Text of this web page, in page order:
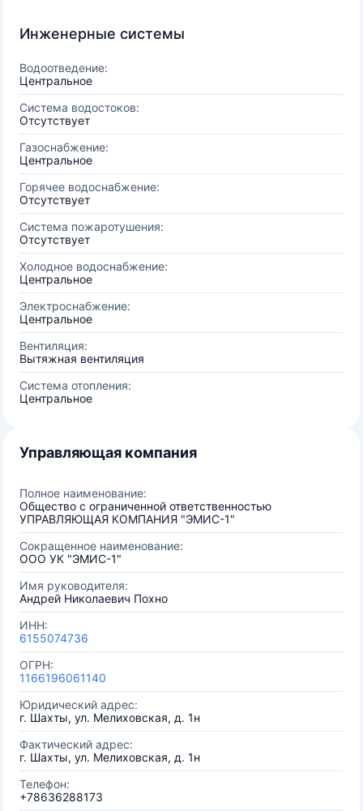
Инженерные системы
Водоотведение:
Центральное
Система водостоков:
Отсутствует
Газоснабжение:
Центральное
Горячее водоснабжение:
Отсутствует
Система пожаротушения:
Отсутствует
Холодное водоснабжение:
Центральное
Электроснабжение:
Центральное
Вентиляция:
Вытяжная вентиляция
Система отопления:
Центральное
Управляющая компания
Полное наименование:
Общество с ограниченной ответственностью
УПРАВЛЯЮЩАЯ КОМПАНИЯ "ЭМИС-1"
Сокращенное наименование:
ООО УК "ЭМИС-1"
Имя руководителя:
Андрей Николаевич Похно
ИНН:
6155074736
ОГРН:
1166196061140
Юридический адрес:
г. Шахты, ул. Мелиховская, д. 1н
Фактический адрес:
г. Шахты, ул. Мелиховская, д. 1н
Телефон:
+78636288173